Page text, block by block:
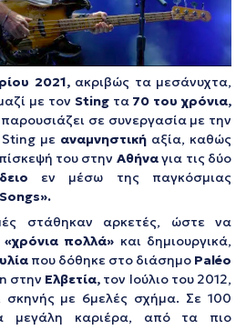
2021,ακριβώς τα μεσάνυχτα,
με τον Stingτα 70 του χρόνια,
παρουσιάζει σε συνεργασία με την
με αναμνηστική αξία, καθώς
του στην Αθήναγια τις δύο
εν μέσω της παγκόσμιας
Songs».
στάθηκαν αρκετές, ώστε να
«χρόνια πολλά» και δημιουργικά,
που δόθηκε στο διάσημο Paléo
στην Ελβετία, τον Ιούλιο του 2012,
σκηνής με 6μελές σχήμα. Σε 100
μεγάλη καριέρα, από τα πιο